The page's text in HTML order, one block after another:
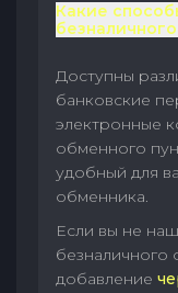
Какие
Доступны
банковские
электронные
обменного
удобный для
обменника.
Если вы не
безналичного
добавление